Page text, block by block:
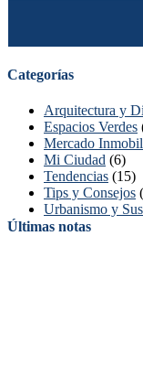
Categorías
Arquitectura y
Espacios Verdes
Mercado
Mi Ciudad (6)
Tendencias (15)
Tips y Consejos
Urbanismo y
Últimas notas